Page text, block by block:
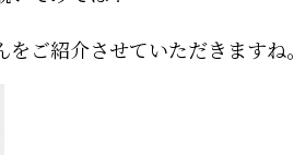
ご紹介させていただきますね。